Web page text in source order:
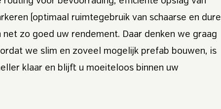
(optimaal ruimtegebruik van schaarse en dure
net zo goed uw rendement. Daar denken we graag
we slim en zoveel mogelijk prefab bouwen, is
klaar en blijft u moeiteloos binnen uw